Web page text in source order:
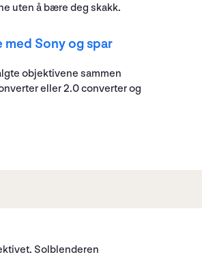
uten å bære deg skakk.
Sony og spar
objektivene sammen
eller 2.0 converter og
Solblenderen